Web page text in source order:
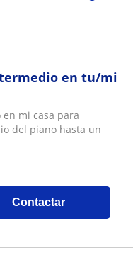
en tu/mi
mi casa para
del piano hasta un
Contactar